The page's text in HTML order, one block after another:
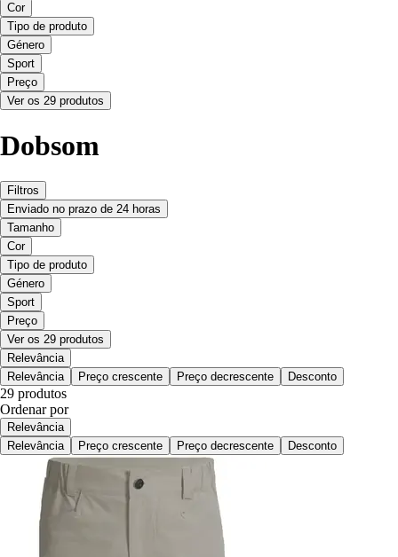
Cor
Tipo de produto
Género
Sport
Preço
Ver os 29 produtos
Dobsom
Filtros
Enviado no prazo de 24 horas
Tamanho
Cor
Tipo de produto
Género
Sport
Preço
Ver os 29 produtos
Relevância
Relevância
Preço crescente Preço decrescente Desconto
29 produtos
Ordenar por
Relevância
Relevância
Preço crescente Preço decrescente Desconto